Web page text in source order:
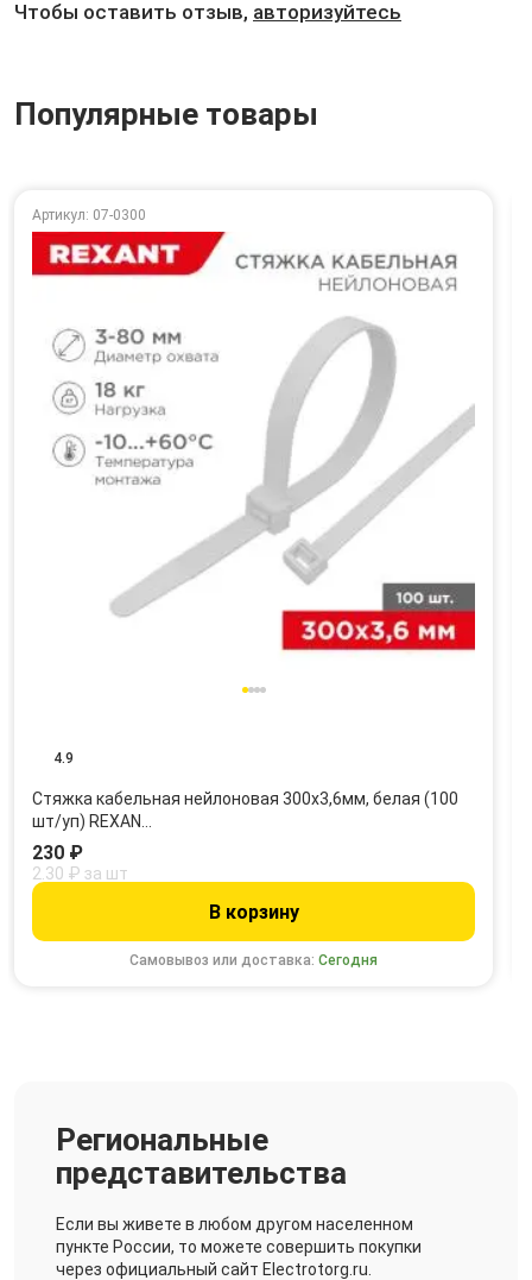
Чтобы оставить отзыв, авторизуйтесь
Популярные товары
Артикул: 07-0300
4.9
Стяжка кабельная нейлоновая 300x3,6мм, белая (100
шт/уп) REXAN…
Самовывоз или доставка:Сегодня
230 ₽
2.30 ₽ за шт
В корзину
Региональные
представительства
Если вы живете в любом другом населенном
пункте России, то можете совершить покупки
через официальный сайт Electrotorg.ru.